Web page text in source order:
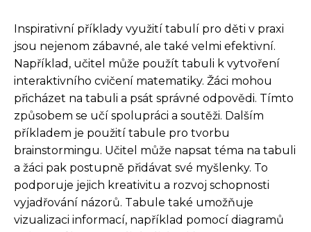
Inspirativní příklady využití tabulí pro děti v praxi
jsou nejenom zábavné, ale také velmi efektivní.
Například, učitel může použít tabuli k vytvoření
interaktivního cvičení matematiky. Žáci mohou
přicházet na tabuli a psát správné odpovědi. Tímto
způsobem se učí spolupráci a soutěži. Dalším
příkladem je použití tabule pro tvorbu
brainstormingu. Učitel může napsat téma na tabuli
a žáci pak postupně přidávat své myšlenky. To
podporuje jejich kreativitu a rozvoj schopnosti
vyjadřování názorů. Tabule také umožňuje
vizualizaci informací, například pomocí diagramů